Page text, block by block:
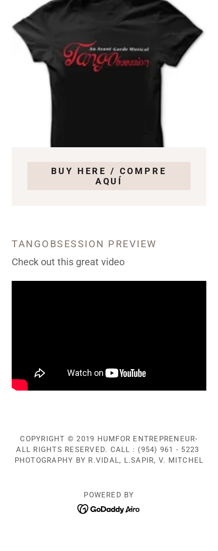
BUY HERE / COMPRE
AQUÍ
TANGOBSESSION PREVIEW
Check out this great video
COPYRIGHT © 2019 HUMFOR ENTREPRENEUR-
ALL RIGHTS RESERVED. CALL : (954) 961 - 5223
PHOTOGRAPHY BY R.VIDAL, L.SAPIR, V. MITCHEL
POWERED BY